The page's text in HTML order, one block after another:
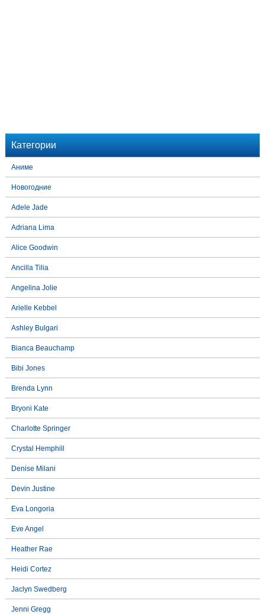
Категории
Аниме
Новогодние
Adele Jade
Adriana Lima
Alice Goodwin
Ancilla Tilia
Angelina Jolie
Arielle Kebbel
Ashley Bulgari
Bianca Beauchamp
Bibi Jones
Brenda Lynn
Bryoni Kate
Charlotte Springer
Crystal Hemphill
Denise Milani
Devin Justine
Eva Longoria
Eve Angel
Heather Rae
Heidi Cortez
Jaclyn Swedberg
Jenni Gregg